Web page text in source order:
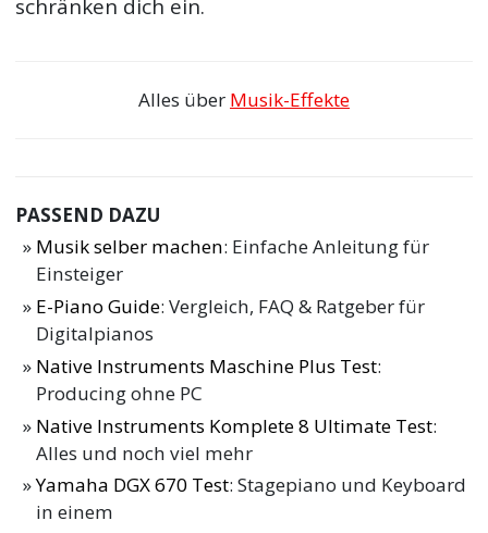
schränken dich ein.
Alles über Musik-Effekte
PASSEND DAZU
Musik selber machen: Einfache Anleitung für
Einsteiger
E-Piano Guide: Vergleich, FAQ & Ratgeber für
Digitalpianos
Native Instruments Maschine Plus Test:
Producing ohne PC
Native Instruments Komplete 8 Ultimate Test:
Alles und noch viel mehr
Yamaha DGX 670 Test: Stagepiano und Keyboard
in einem